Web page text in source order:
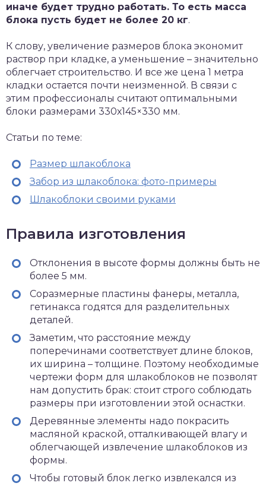
иначе будет трудно работать. То есть масса
блока пусть будет не более 20 кг.
К слову, увеличение размеров блока экономит
раствор при кладке, а уменьшение – значительно
облегчает строительство. И все же цена 1 метра
кладки остается почти неизменной. В связи с
этим профессионалы считают оптимальными
блоки размерами 330х145×330 мм.
Статьи по теме:
Размер шлакоблока
Забор из шлакоблока: фото-примеры
Шлакоблоки своими руками
Правила изготовления
Отклонения в высоте формы должны быть не
более 5 мм.
Соразмерные пластины фанеры, металла,
гетинакса годятся для разделительных
деталей.
Заметим, что расстояние между
поперечинами соответствует длине блоков,
их ширина – толщине. Поэтому необходимые
чертежи форм для шлакоблоков не позволят
нам допустить брак: стоит строго соблюдать
размеры при изготовлении этой оснастки.
Деревянные элементы надо покрасить
масляной краской, отталкивающей влагу и
облегчающей извлечение шлакоблоков из
формы.
Чтобы готовый блок легко извлекался из